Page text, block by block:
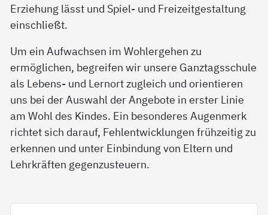
Erziehung lässt und Spiel- und Freizeitgestaltung
einschließt.
Um ein Aufwachsen im Wohlergehen zu
ermöglichen, begreifen wir unsere Ganztagsschule
als Lebens- und Lernort zugleich und orientieren
uns bei der Auswahl der Angebote in erster Linie
am Wohl des Kindes. Ein besonderes Augenmerk
richtet sich darauf, Fehlentwicklungen frühzeitig zu
erkennen und unter Einbindung von Eltern und
Lehrkräften gegenzusteuern.